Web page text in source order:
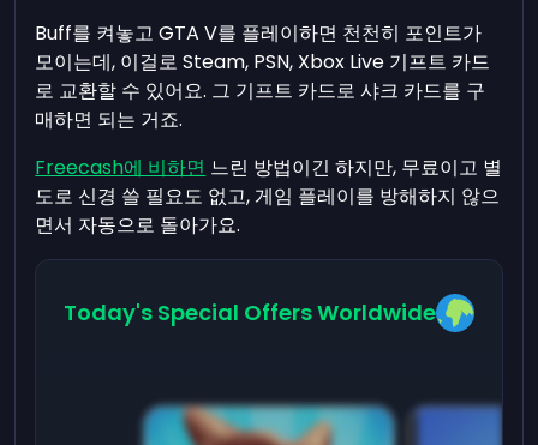
Buff를 켜놓고 GTA V를 플레이하면 천천히 포인트가
모이는데, 이걸로 Steam, PSN, Xbox Live 기프트 카드
로 교환할 수 있어요. 그 기프트 카드로 샤크 카드를 구
매하면 되는 거죠.
Freecash에 비하면 느린 방법이긴 하지만, 무료이고 별
도로 신경 쓸 필요도 없고, 게임 플레이를 방해하지 않으
면서 자동으로 돌아가요.
Today's Special Offers Worldwide